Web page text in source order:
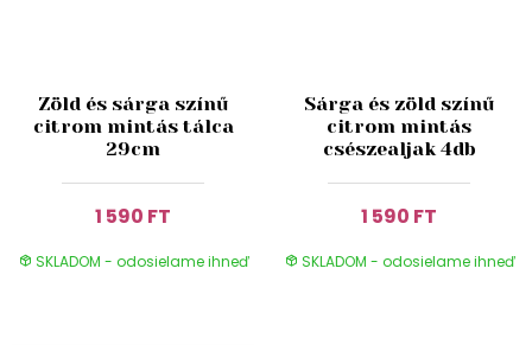
Zöld és sárga színű
citrom mintás tálca
29cm
1 590 FT
SKLADOM - odosielame ihneď
Sárga és zöld színű
citrom mintás
csészealjak 4db
1 590 FT
SKLADOM - odosielame ihneď